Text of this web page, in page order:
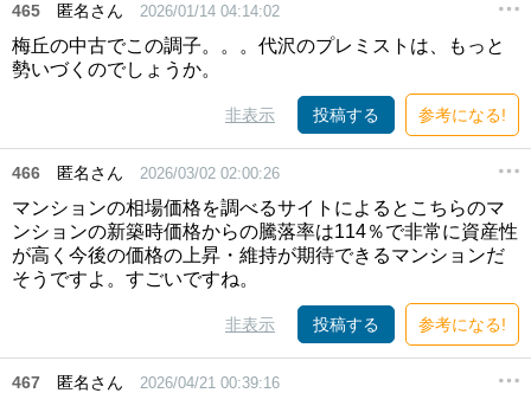
465 匿名さん 2026/01/14 04:14:02
梅丘の中古でこの調子。。。代沢のプレミストは、もっと
勢いづくのでしょうか。
非表示 投稿する 参考になる!
466 匿名さん 2026/03/02 02:00:26
マンションの相場価格を調べるサイトによるとこちらのマ
ンションの新築時価格からの騰落率は114％で非常に資産性
が高く今後の価格の上昇・維持が期待できるマンションだ
そうですよ。すごいですね。
非表示 投稿する 参考になる!
467 匿名さん 2026/04/21 00:39:16